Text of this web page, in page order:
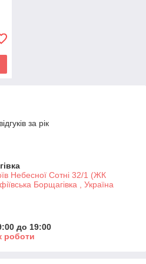
за рік
Небесної Сотні 32/1 (ЖК
Борщагівка , Україна
до 19:00
роботи